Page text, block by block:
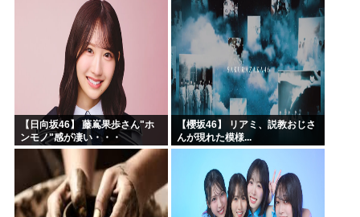
【日向坂46】 藤嶌果歩さん"ホ
ンモノ"感が凄い・・・
【櫻坂46】 リアミ、説教おじさ
んが現れた模様...